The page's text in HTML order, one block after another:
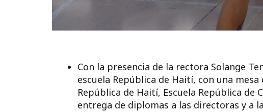
Con la presencia de la rectora Solange
escuela República de Haití, con una
República de Haití, Escuela República de
entrega de diplomas a las directoras y a